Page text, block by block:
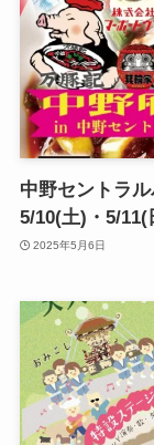
中野セントラ
5/10(土)・5/11(
2025年5月6日